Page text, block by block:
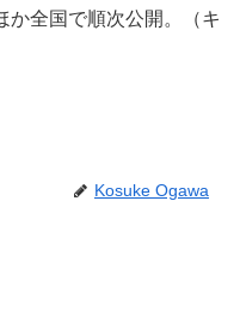
か全国で順次公開。（キ
Kosuke Ogawa